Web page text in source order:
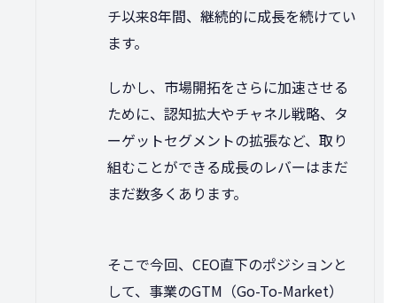
チ以来8年間、継続的に成長を続けてい
ます。
しかし、市場開拓をさらに加速させる
ために、認知拡大やチャネル戦略、タ
ーゲットセグメントの拡張など、取り
組むことができる成長のレバーはまだ
まだ数多くあります。
そこで今回、CEO直下のポジションと
して、事業のGTM（Go-To-Market）